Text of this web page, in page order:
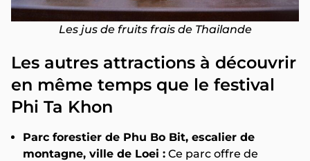
Les jus de fruits frais de Thailande
Les autres attractions à découvrir
en même temps que le festival
Phi Ta Khon
Parc forestier de Phu Bo Bit, escalier de
montagne, ville de Loei : Ce parc offre de